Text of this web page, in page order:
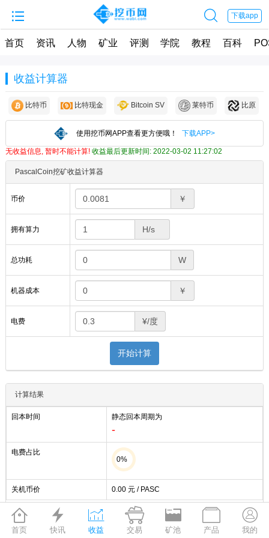
  下载app
首页 资讯 人物 矿业 评测 学院 教程 百科
收益计算器
比特币 比特现金 Bitcoin SV 莱特币 比原
使用挖币网APP查看更方便哦！ 下载APP>
无收益信息, 暂时不能计算! 收益最后更新时间: 2022-03-02 11:27:02
PascalCoin挖矿收益计算器
币价 ￥
拥有算力
总功耗 W
机器成本 ￥
电费 ¥/度
开始计算
计算结果
回本时间 静态回本周期为
-
电费占比
0%
关机币价 0.00元 / PASC
用电量 电费 净收益

首页

快讯

收益

交易

矿池

产品

我的